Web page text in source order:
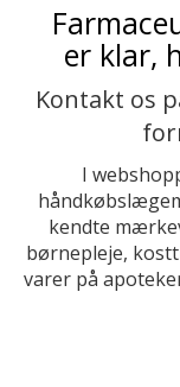
er klar,
Kontakt os
I
kendte
børnepleje,
varer på